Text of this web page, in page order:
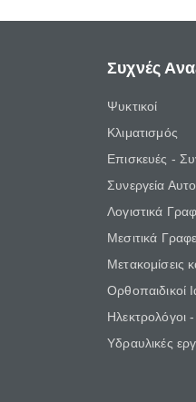
Συχνές
Ψυκτικοί
Κλιματισμός
Επισκευές -
Συνεργεία
Λογιστικά
Μεσιτικά
Μετακομίσεις
Ορθοπαιδικοί
Ηλεκτρολόγοι
Υδραυλικές